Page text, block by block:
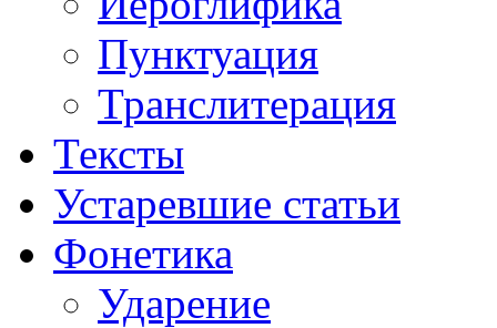
Пунктуация
Транслитерация
Тексты
Устаревшие статьи
Фонетика
Ударение